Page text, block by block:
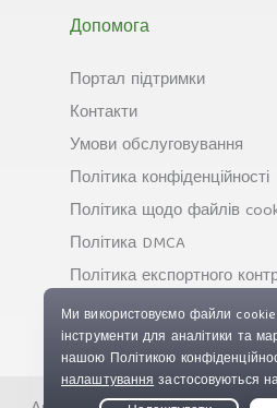
Допомога
Портал підтримки
Контакти
Умови обслуговування
Політика конфіденційності
Політика щодо файлів
Політика DMCA
Політика експортного